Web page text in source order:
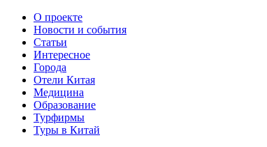
О проекте
Новости и события
Статьи
Интересное
Города
Отели Китая
Медицина
Образование
Турфирмы
Туры в Китай